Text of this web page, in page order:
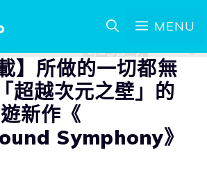
MENU
】所做的一切都無
超越次元之壁」的
新作《
Symphony》